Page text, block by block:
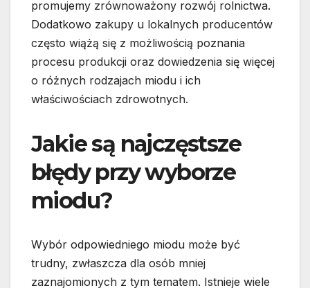
promujemy zrównoważony rozwój rolnictwa.
Dodatkowo zakupy u lokalnych producentów
często wiążą się z możliwością poznania
procesu produkcji oraz dowiedzenia się więcej
o różnych rodzajach miodu i ich
właściwościach zdrowotnych.
Jakie są najczęstsze
błędy przy wyborze
miodu?
Wybór odpowiedniego miodu może być
trudny, zwłaszcza dla osób mniej
zaznajomionych z tym tematem. Istnieje wiele